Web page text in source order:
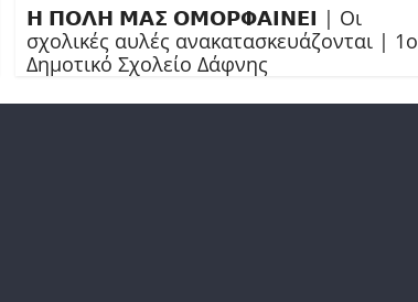
𝝜 𝝥𝝤𝝠𝝜 𝝡𝝖𝝨 𝝤𝝡𝝤𝝦𝝫𝝖𝝞𝝢𝝚𝝞 | Οι
σχολικές αυλές ανακατασκευάζονται | 1ο
Δημοτικό Σχολείο Δάφνης